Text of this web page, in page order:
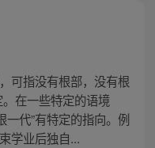
可指没有根部，没有根
在一些特定的语境
一代”有特定的指向。例
学业后独自...